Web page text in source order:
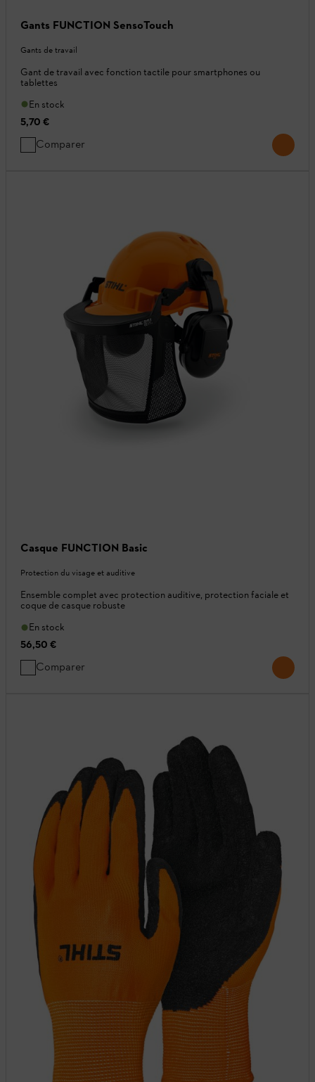
Gants FUNCTION SensoTouch
Gants de travail
Gant de travail avec fonction tactile pour smartphones ou
tablettes
En stock
5,70 €
Comparer
Casque FUNCTION Basic
Protection du visage et auditive
Ensemble complet avec protection auditive, protection faciale et
coque de casque robuste
En stock
56,50 €
Comparer